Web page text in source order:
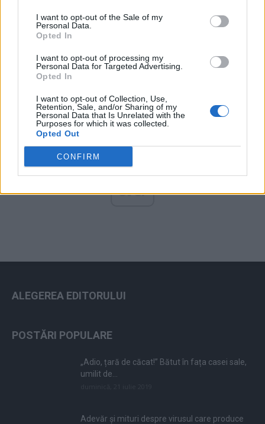
I want to opt-out of the Sale of my
Personal Data.
Opted In
I want to opt-out of processing my
Personal Data for Targeted Advertising.
Opted In
I want to opt-out of Collection, Use,
Retention, Sale, and/or Sharing of my
Personal Data that Is Unrelated with the
Purposes for which it was collected.
Opted Out
CONFIRM
Arhiva sondajelor
ad
ALEGEREA EDITORULUI
POSTĂRI POPULARE
„Adio, țară de căcat!” Bătut în fața casei sale,
umilit de...
Adevăr și mituri despre virusul care produce